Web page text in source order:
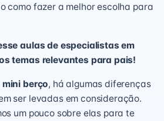
como fazer a melhor escolha para
aulas de especialistas em
temas relevantes para pais!
mini berço, há algumas diferenças
ser levadas em consideração.
um pouco sobre elas para te